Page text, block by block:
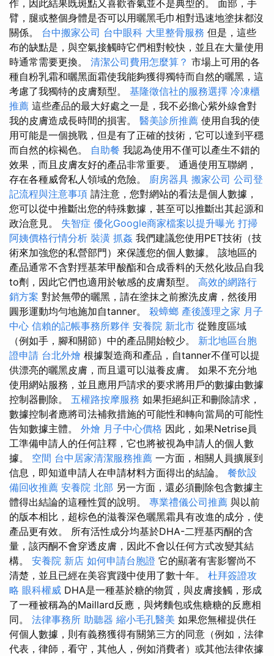
作，因此結果既斑點又喜歡香氣並不是典型的。 面部，手
臂，腿或整個身體是否可以用曬黑毛巾相對迅速地塗抹都沒
關係。 台中搬家公司 台中眼科 大里整骨服務 但是，這些
布的缺點是，與空氣接觸時它們相對較快，並且在大量使用
時通常需要更換。 清潔公司費用怎麼算？ 市場上可用的各
種自粉乳霜和曬黑面霜使我能夠獲得獨特而自然的曬黑，這
考慮了我獨特的皮膚類型。 基隆徵信社的服務選擇 冷凍櫃
推薦 這些產品的最大好處之一是，我不必擔心紫外線會對
我的皮膚造成長時間的損害。 醫美診所推薦 使用自我的使
用可能是一個挑戰，但是有了正確的技術，它可以達到平穩
而自然的棕褐色。 自助餐 我認為使用不僅可以產生不錯的
效果，而且皮膚友好的產品非常重要。 通過使用互聯網，
存在各種威脅私人領域的危險。 廚房器具 搬家公司 公司登
記流程與注意事項 請注意，您對網站的看法是個人數據，
您可以從中推斷出您的特殊數據，甚至可以推斷出其起源和
政治意見。 失智症 優化Google商家檔案以提升曝光 打掃
阿姨價格行情分析 裝潢 抓姦 我們建議您使用PET技術（技
術來加強您的私營部門）來保護您的個人數據。 該地區的
產品通常不含對羥基苯甲酸酯和合成香料的天然化妝品自我
to劑，因此它們也適用於敏感的皮膚類型。 高效的網路行
銷方案 對於無帶的曬黑，請在塗抹之前擦洗皮膚，然後用
圓形運動均勻地施加自tanner。 殺蟑螂 產後護理之家 月子
中心 信賴的記帳事務所夥伴 安養院 新北市 從難度區域
（例如手，腳和關節）中的產品開始較少。 新北地區台胞
證申請 台北外燴 根據製造商和產品，自tanner不僅可以提
供漂亮的曬黑皮膚，而且還可以滋養皮膚。 如果不充分地
使用網站服務，並且應用戶請求的要求將用戶的數據由數據
控制器刪除。 五權路按摩服務 如果拒絕糾正和刪除請求，
數據控制者應將司法補救措施的可能性和轉向當局的可能性
告知數據主體。 外燴 月子中心價格 因此，如果Netrise員
工準備申請人的任何註釋，它也將被視為申請人的個人數
據。 空間 台中居家清潔服務推薦 一方面，相關人員擴展到
信息，即知道申請人在申請材料方面得出的結論。 餐飲設
備回收推薦 安養院 北部 另一方面，還必須刪除包含數據主
體得出結論的這種性質的說明。 專業禮儀公司推薦 與以前
的版本相比，超棕色的滋養深色曬黑霜具有改進的成分，使
產品更有效。 所有活性成分均基於DHA-二羥基丙酮的含
量，該丙酮不會穿透皮膚，因此不會以任何方式改變其結
構。 安養院 新店 如何申請台胞證 它的顯著有害影響尚不
清楚，並且已經在美容實踐中使用了數十年。 杜拜簽證攻
略 眼科權威 DHA是一種基於糖的物質，與皮膚接觸，形成
了一種被稱為的Maillard反應，與烤麵包或焦糖糖的反應相
同。 法律事務所 助聽器 縮小毛孔醫美 如果您無權提供任
何個人數據，則有義務獲得有關第三方的同意（例如，法律
代表，律師，看守，其他人，例如消費者）或其他法律依據